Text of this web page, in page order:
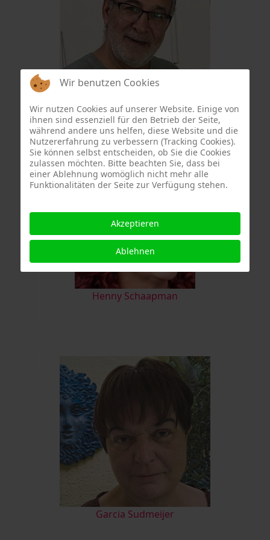
Wajeeh Qadamani
Henny Schaapman
Garcia Sudmeijer
Wir benutzen Cookies
Wir nutzen Cookies auf unserer Website. Einige von
ihnen sind essenziell für den Betrieb der Seite,
während andere uns helfen, diese Website und die
Nutzererfahrung zu verbessern (Tracking Cookies).
Sie können selbst entscheiden, ob Sie die Cookies
zulassen möchten. Bitte beachten Sie, dass bei
einer Ablehnung womöglich nicht mehr alle
Funktionalitäten der Seite zur Verfügung stehen.
Akzeptieren
Ablehnen